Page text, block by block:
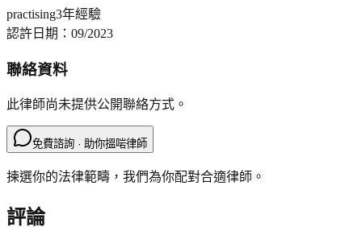
practising3年經驗
認許日期： 09/2023
聯絡資料
此律師尚未提供公開聯絡方式。
免費諮詢 · 助你搵啱律師
揀選你的法律範疇，我們為你配對合適律師。
評論